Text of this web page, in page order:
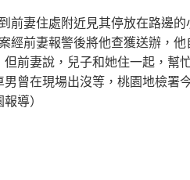
前妻住處附近見其停放在路邊的
經前妻報警後將他查獲送辦，他
前妻說，兒子和她住一起，幫
曾在現場出沒等，桃園地檢署
導）